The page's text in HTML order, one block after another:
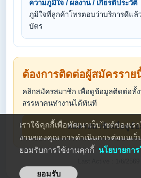
ความภูมิใจ / ผลงาน / เกียรติประวัติ
ภูมิใจที่ลูกค้าโทรตอบว่าบริการดีแล้
บัตร
ต้องการติดต่อผู้สมัครราย
คลิกสมัครสมาชิก เพื่อดูข้อมูลติดต่อทั้
สรรหาคนทำงานได้ทันที
สมัครสมาชิกเพื่อดูข้
เราใช้คุกกี้เพื่อพัฒนาเว็บไซต์ของเร
งานของคุณ การดำเนินการต่อบนเ
ยอมรับการใช้งานคุกกี้ นโยบายกา